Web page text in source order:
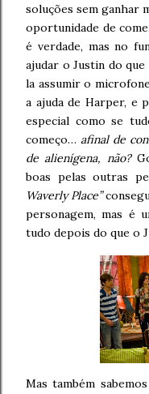
soluções sem ganhar
oportunidade de
é verdade, mas no
ajudar o Justin do
la assumir o
a ajuda de Harper, e
especial como se
começo… afinal de
de alienígena, não?
boas pelas outras
Waverly Place”
personagem, mas é
tudo depois do que o
Mas também